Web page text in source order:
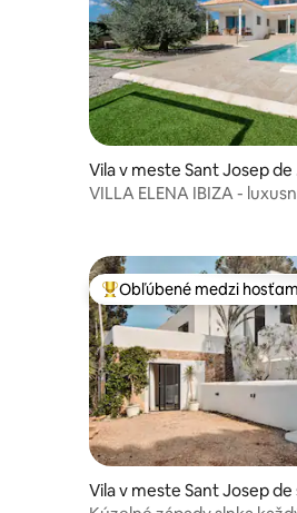
Vila v meste Sant Josep de
Talaia
VILLA ELENA IBIZA -
Najobľúbenejšie medzi
Obľúbené medzi
Vila v meste Sant Josep de